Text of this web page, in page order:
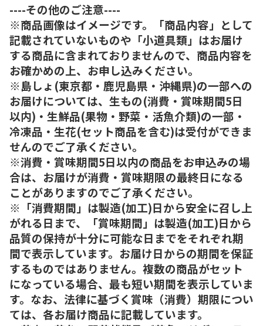
----その他のご注意----
※商品画像はイメージです。「商品内容」として
記載されていないものや「小道具類」はお届け
する商品に含まれておりませんので、商品内容を
お確かめの上、お申し込みください。
※島しょ(東京都・鹿児島県・沖縄県)の一部への
お届けについては、生もの(消費・賞味期間5日
以内)・生鮮品(果物・野菜・活魚介類)の一部・
冷凍品・生花(セット商品を含む)は受付ができま
せんのでご了承ください。
※消費・賞味期間5日以内の商品をお申込みの場
合は、お届けが消費・賞味期限の最終日になる
ことがありますのでご了承ください。
※「消費期間」は製造(加工)日から安全に召し上
がれる日まで、「賞味期間」は製造(加工)日から
品質の保持が十分に可能な日までをそれぞれ期
間で表示しています。お届け日からの期間を保証
するものではありません。複数の商品がセット
になっている場合、最も短い期間を表示していま
す。なお、法律に基づく賞味（消費）期限につい
ては、各お届け商品に記載しています。